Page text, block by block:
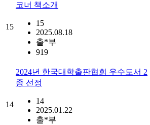
15
코너 책소개
15
2025.08.18
출*부
919
14
2024년 한국대학출판협회 우수도서 2
종 선정
14
2025.01.22
출*부